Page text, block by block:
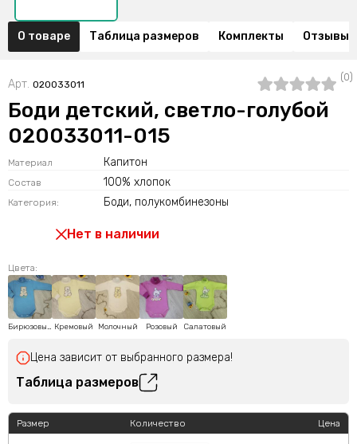
О товаре Таблица размеров Комплекты Отзывы
Арт. 020033011
(0)
Боди детский, светло-голубой
020033011-015
Материал Капитон
Состав 100% хлопок
Категория: Боди, полукомбинезоны
Нет в наличии
Цвета:
Бирюзовый Кремовый Молочный Розовый Салатовый
Цена зависит от выбранного размера!
Таблица размеров
Размер Количество Цена